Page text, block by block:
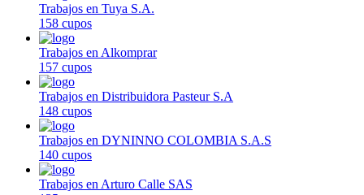
Trabajos en Tuya S.A.
158 cupos
Trabajos en Alkomprar
157 cupos
Trabajos en Distribuidora Pasteur S.A
148 cupos
Trabajos en DYNINNO COLOMBIA S.A.S
140 cupos
Trabajos en Arturo Calle SAS